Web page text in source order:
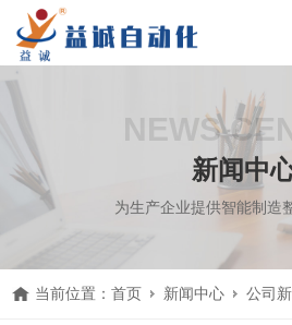
NEWS
新闻中
为生产企业提供智能制造
当前位置：首页 新闻中心 公司